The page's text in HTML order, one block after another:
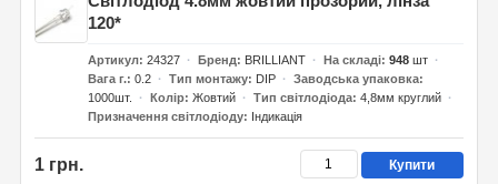
120*
Артикул 24327 Бренд BRILLIANT На складі 948шт
Вага г. 0.2 Тип монтажу DIP
Заводська упаковка
1000шт.
Колір Жовтий Тип світлодіода 4,8мм круглий
Призначення світлодіоду
Індикація
1 грн. Купити